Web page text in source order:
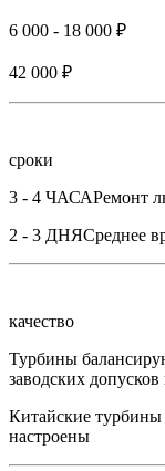
6 000 - 18 000 ₽
42 000 ₽
сроки
3 - 4 ЧАСАРемонт
2 - 3 ДНЯСреднее
качество
Турбины
заводских
Китайские турбины
настроены